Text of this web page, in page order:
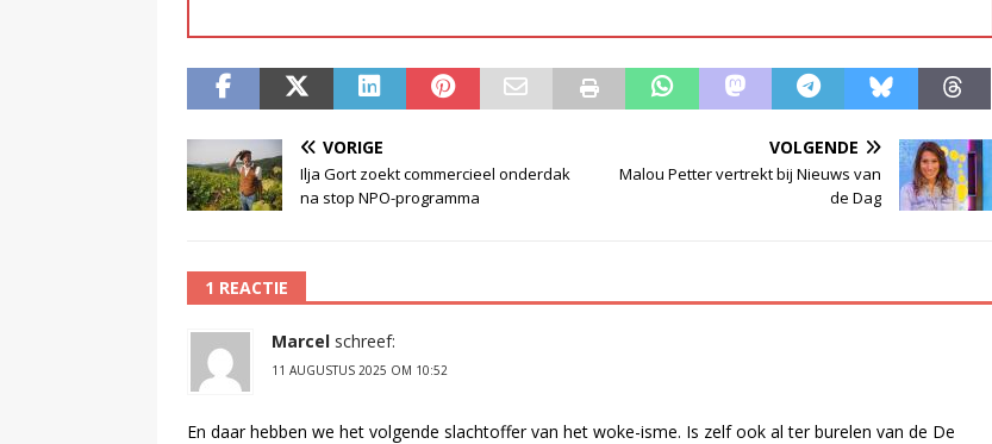
VORIGE
Ilja Gort zoekt commercieel onderdak
na stop NPO-programma
VOLGENDE
Malou Petter vertrekt bij Nieuws van
de Dag
1 REACTIE
Marcel schreef:
11 AUGUSTUS 2025 OM 10:52
En daar hebben we het volgende slachtoffer van het woke-isme. Is zelf ook al ter burelen van de De